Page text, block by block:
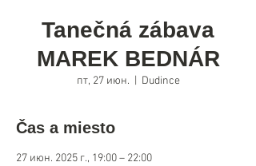
Tanečná zábava
MAREK BEDNÁR
пт, 27 июн. Dudince
Čas a miesto
27 июн. 2025 г., 19:00 – 22:00